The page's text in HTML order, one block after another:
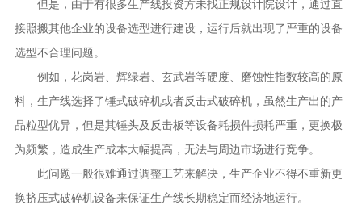
接照搬其他企业的设备选型进行建设，运行后就出现了严重的设备
选型不合理问题。
例如，花岗岩、辉绿岩、玄武岩等硬度、磨蚀性指数较高的原
料，生产线选择了锤式破碎机或者反击式破碎机，虽然生产出的产
品粒型优异，但是其锤头及反击板等设备耗损件损耗严重，更换极
为频繁，造成生产成本大幅提高，无法与周边市场进行竞争。
此问题一般很难通过调整工艺来解决，生产企业不得不重新更
换挤压式破碎机设备来保证生产线长期稳定而经济地运行。